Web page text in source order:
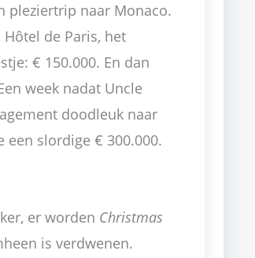
pleziertrip naar Monaco.
de Paris, het
€ 150.000. En dan
week nadat Uncle
doodleuk naar
een slordige € 300.000.
er worden Christmas
is verdwenen.